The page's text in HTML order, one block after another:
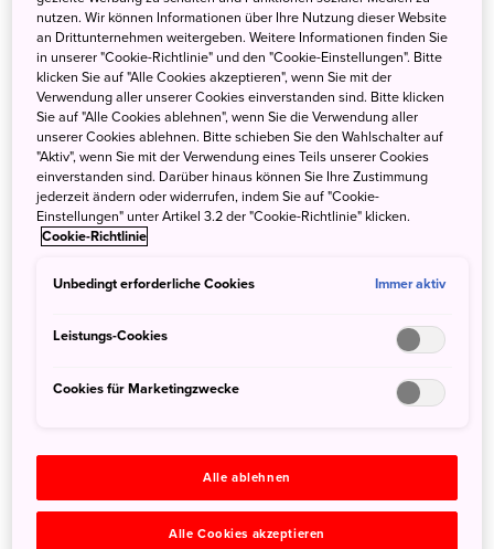
unbedingt Lust auf Japan machen — und bei all jenen
wecken, die sich bisher gar nicht für Japan als Reiseziel
interessierten. Aber auch für erfahrene Japanreisende,
werden neue Ziele und Erlebnisse vorgestellt, die
unbedingt in den nächsten Reiseplan aufgenommen
werden sollten.
nutzen. Wir können Informationen über Ihre Nutzung dieser Website
an Drittunternehmen weitergeben. Weitere Informationen finden Sie
in unserer "Cookie-Richtlinie" und den "Cookie-Einstellungen". Bitte
klicken Sie auf "Alle Cookies akzeptieren", wenn Sie mit der
Verwendung aller unserer Cookies einverstanden sind. Bitte klicken
Sie auf "Alle Cookies ablehnen", wenn Sie die Verwendung aller
unserer Cookies ablehnen. Bitte schieben Sie den Wahlschalter auf
"Aktiv", wenn Sie mit der Verwendung eines Teils unserer Cookies
einverstanden sind. Darüber hinaus können Sie Ihre Zustimmung
jederzeit ändern oder widerrufen, indem Sie auf "Cookie-
Einstellungen" unter Artikel 3.2 der "Cookie-Richtlinie" klicken.
Cookie-Richtlinie
Unbedingt erforderliche Cookies Immer aktiv
Leistungs-Cookies
Cookies für Marketingzwecke
Alle ablehnen
Alle Cookies akzeptieren